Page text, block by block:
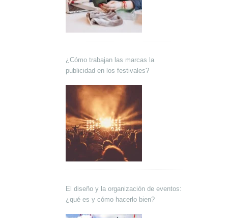
¿Cómo trabajan las marcas la
publicidad en los festivales?
El diseño y la organización de eventos:
¿qué es y cómo hacerlo bien?